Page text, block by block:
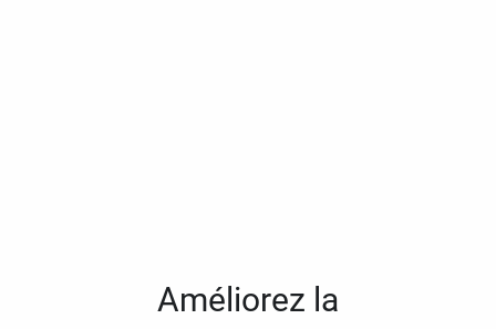
Améliorez la